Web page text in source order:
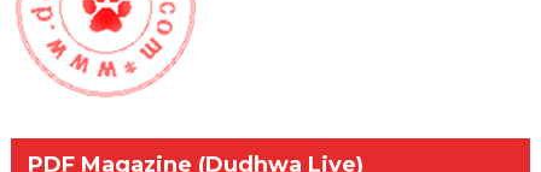
PDF Magazine (Dudhwa Live)